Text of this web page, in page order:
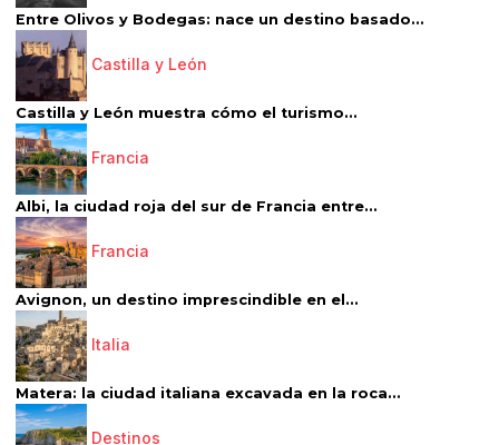
Entre Olivos y Bodegas: nace un destino basado...
Castilla y León
Castilla y León muestra cómo el turismo...
Francia
Albi, la ciudad roja del sur de Francia entre...
Francia
Avignon, un destino imprescindible en el...
Italia
Matera: la ciudad italiana excavada en la roca...
Destinos